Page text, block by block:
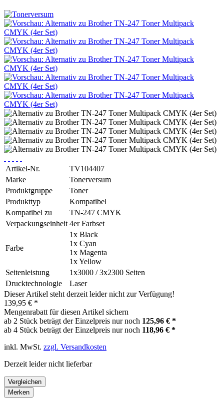
Artikel-Nr.
TV104407
Marke
Tonerversum
Produktgruppe
Toner
Produkttyp
Kompatibel
Kompatibel zu
TN-247 CMYK
Verpackungseinheit 4er Farbset
Farbe
1x Black
1x Cyan
1x Magenta
1x Yellow
Seitenleistung
1x3000 / 3x2300 Seiten
Drucktechnologie
Laser
Dieser Artikel steht derzeit leider nicht zur Verfügung!
139,95 € *
Mengenrabatt für diesen Artikel sichern
ab 2 Stück beträgt der Einzelpreis nur noch 125,96 € *
ab 4 Stück beträgt der Einzelpreis nur noch 118,96 € *
inkl. MwSt. zzgl. Versandkosten
Derzeit leider nicht lieferbar
Vergleichen
Merken